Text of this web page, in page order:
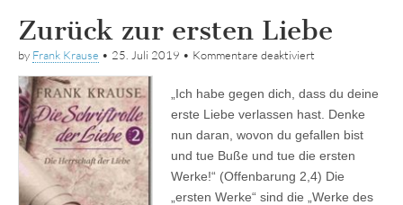
Zurück zur ersten Liebe
by Frank Krause • 25. Juli 2019 • Kommentare deaktiviert
ersten
Liebe
„Ich habe gegen dich, dass du deine
erste Liebe verlassen hast. Denke
nun daran, wovon du gefallen bist
und tue Buße und tue die ersten
Werke!“ (Offenbarung 2,4) Die
„ersten Werke“ sind die „Werke des